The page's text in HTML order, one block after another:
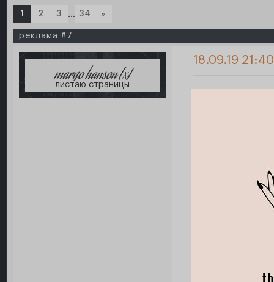
1 2 3 … 34 »
реклама #7
margo hanson [x]
листаю страницы
18.09.19